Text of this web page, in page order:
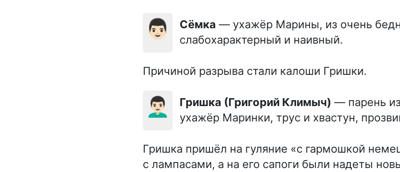
👨🏻 Сёмка — ухажёр Марины, из очень
слабохарактерный и наивный.
Причиной разрыва стали калоши Гришки.
👨🏻‍🦱 Гришка (Григорий Климыч) — парень
ухажёр Маринки, трус и хвастун,
Гришка пришёл на гуляние «с гармошкой
с лампасами, а на его сапоги были надеты